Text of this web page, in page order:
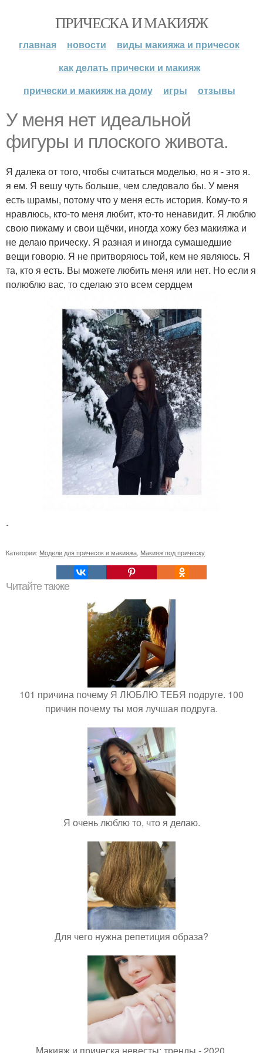
ПРИЧЕСКА И МАКИЯЖ
главная новости
виды макияжа и причесок
как делать прически и макияж
прически и макияж на дому
игры отзывы
У меня нет идеальной
фигуры и плоского живота.
Я далека от того, чтобы считаться моделью, но я - это я.
я ем. Я вешу чуть больше, чем следовало бы. У меня
есть шрамы, потому что у меня есть история. Кому-то я
нравлюсь, кто-то меня любит, кто-то ненавидит. Я люблю
свою пижаму и свои щёчки, иногда хожу без макияжа и
не делаю прическу. Я разная и иногда сумашедшие
вещи говорю. Я не притворяюсь той, кем не являюсь. Я
та, кто я есть. Вы можете любить меня или нет. Но если я
полюблю вас, то сделаю это всем сердцем
.
Категории: Модели для причесок и макияжа Макияж под прическу
Читайте также
101 причина почему Я ЛЮБЛЮ ТЕБЯ подруге. 100
причин почему ты моя лучшая подруга.
Я очень люблю то, что я делаю.
Для чего нужна репетиция образа?
Макияж и прическа невесты: тренды - 2020.